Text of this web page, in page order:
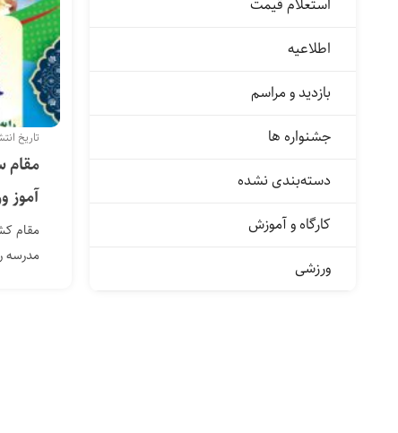
استعلام قیمت
اطلاعیه
بازدید و مراسم
جشنواره ها
دسته‌بندی نشده
کارگاه و آموزش
ورزشی
تاریخ انتشار: ۱۷
آموز
مقام
مدرسه